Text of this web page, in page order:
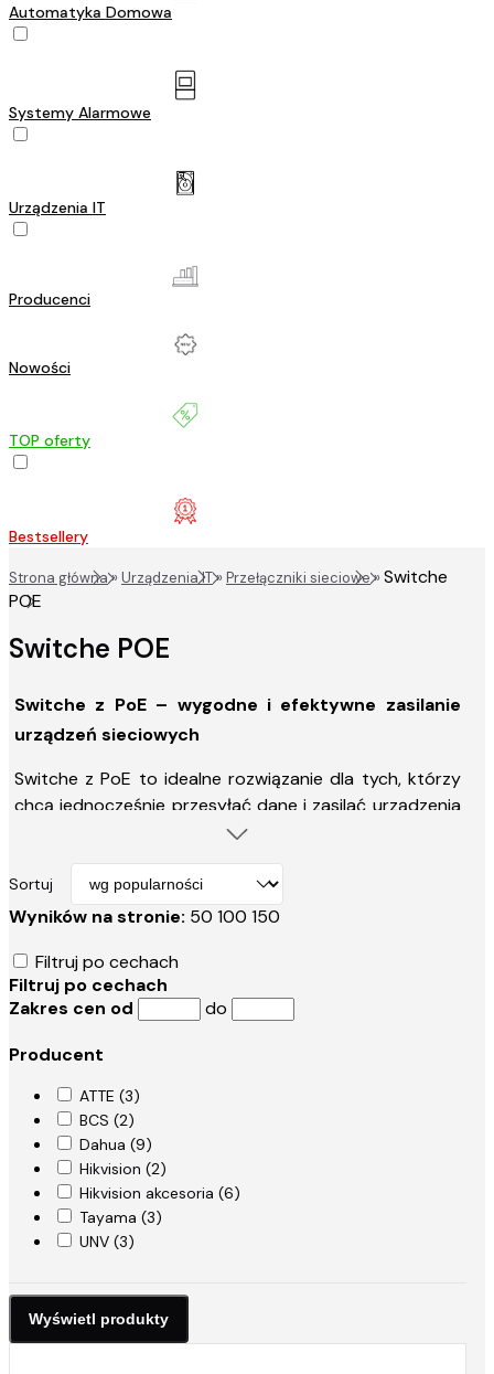
Automatyka Domowa
Systemy Alarmowe
Urządzenia IT
Producenci
Nowości
TOP oferty
Bestsellery
Strona główna»Urządzenia IT»Przełączniki sieciowe»Switche
POE
Switche POE
Switche z PoE – wygodne i efektywne zasilanie
urządzeń sieciowych
Switche z PoE to idealne rozwiązanie dla tych, którzy
chcą jednocześnie przesyłać dane i zasilać urządzenia
sieciowe jednym kablem. Dzięki technologii Power over
ekonomiczna, eliminując konieczność stosowania
dodatkowych zasilaczy. Switche z PoE świetnie
się kamery IP, a także w biurach, łącząc w jednej
infrastrukturze urządzenia takie jak telefony VoIP czy
punkty dostępowe Wi-Fi. Wybierając switche z PoE,
zyskujesz wygodę, oszczędność i niezawodność
Sortuj
Wyników na stronie: 50 100 150
Filtruj po cechach
Filtruj po cechach
Zakres cen od
do
Producent
ATTE (3)
BCS (2)
Dahua (9)
Hikvision (2)
Hikvision akcesoria (6)
Tayama (3)
UNV (3)